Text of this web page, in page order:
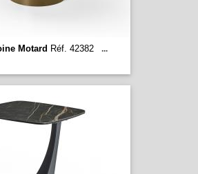
Motard Réf. 42382
...